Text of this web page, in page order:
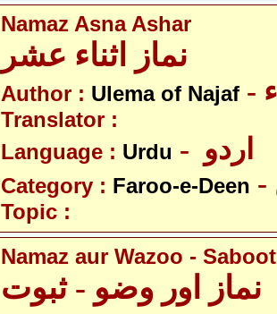
Namaz Asna Ashar
نماز اثناء عشر
Author : Ulema of Najaf
Translator :
Language : Urdu
Category : Faroo-e-Deen
Topic :
Namaz aur Wazoo - Saboot
نماز اور وضو - ثبوت